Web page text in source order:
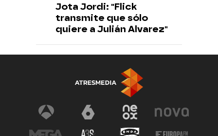
Jota Jordi: "Flick
transmite que sólo
quiere a Julián Alvarez"